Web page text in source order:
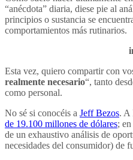
“anécdota” diaria, diese pie al
principios o sustancia se
comportamientos más rutinarios.
Esta vez, quiero compartir con
realmente necesario“, tanto
como personal.
No sé si conocéis a Jeff Bezos. A
de 19.100 millones de dólares;
de un exhaustivo análisis de
necesidades del consumidor) de